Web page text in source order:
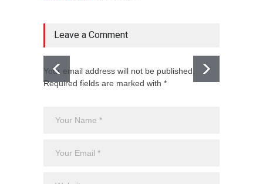
Leave a Comment
Your email address will not be published.
Required fields are marked with *